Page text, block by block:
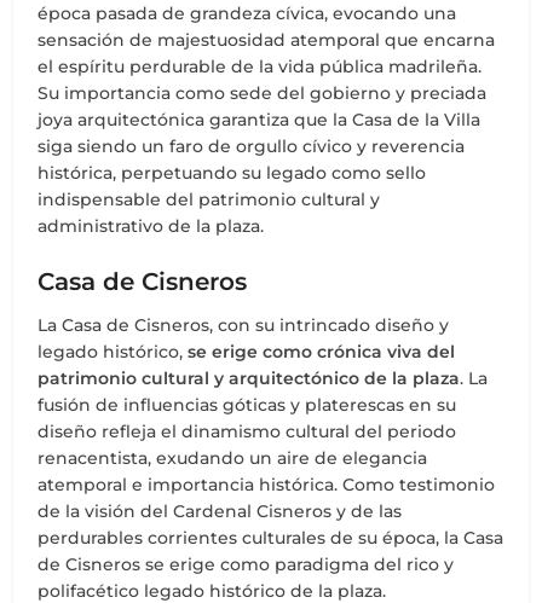
época pasada de grandeza cívica, evocando una
sensación de majestuosidad atemporal que encarna
el espíritu perdurable de la vida pública madrileña.
Su importancia como sede del gobierno y preciada
joya arquitectónica garantiza que la Casa de la Villa
siga siendo un faro de orgullo cívico y reverencia
histórica, perpetuando su legado como sello
indispensable del patrimonio cultural y
administrativo de la plaza.
Casa de Cisneros
La Casa de Cisneros, con su intrincado diseño y
legado histórico,se erige como crónica viva del
patrimonio cultural y arquitectónico de la plaza. La
fusión de influencias góticas y platerescas en su
diseño refleja el dinamismo cultural del periodo
renacentista, exudando un aire de elegancia
atemporal e importancia histórica. Como testimonio
de la visión del Cardenal Cisneros y de las
perdurables corrientes culturales de su época, la Casa
de Cisneros se erige como paradigma del rico y
polifacético legado histórico de la plaza.